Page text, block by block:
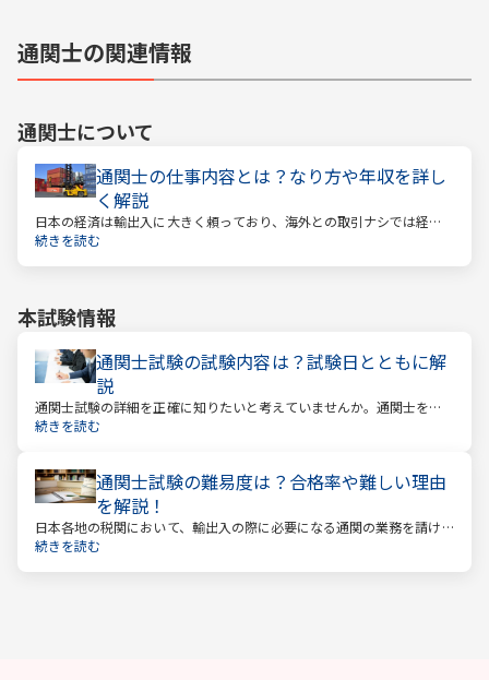
通関士の関連情報
通関士について
通関士の仕事内容とは？なり方や年収を詳し
く解説
日本の経済は輸出入に大きく頼っており、海外との取引ナシでは経済
は回っていきません。そんな海外との取引で必ず必要になるのが「通
続きを読む
本試験情報
通関士試験の試験内容は？試験日とともに解
説
通関士試験の詳細を正確に知りたいと考えていませんか。通関士を目
指す場合は、まず試験内容や日程を知る必要があります。
続きを読む
通関士試験の難易度は？合格率や難しい理由
を解説！
日本各地の税関において、輸出入の際に必要になる通関の業務を請け
負っているのが通関士です。日本は貿易で成り立つ国ですので、今後
続きを読む